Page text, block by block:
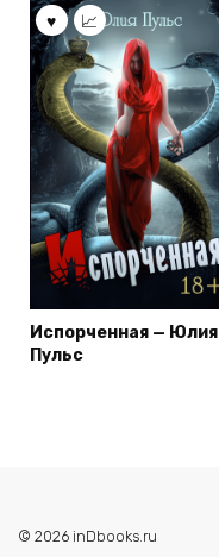
Испорченная — Юлия
Пульс
© 2026 inDbooks.ru